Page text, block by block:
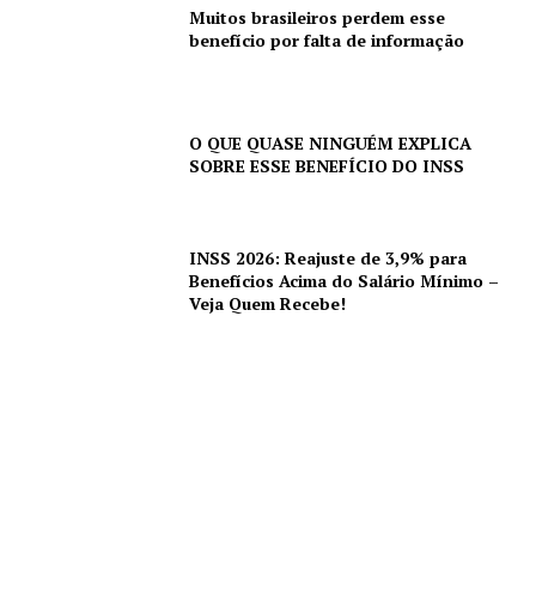
Muitos brasileiros perdem esse
benefício por falta de informação
O QUE QUASE NINGUÉM EXPLICA
SOBRE ESSE BENEFÍCIO DO INSS
INSS 2026: Reajuste de 3,9% para
Benefícios Acima do Salário Mínimo –
Veja Quem Recebe!